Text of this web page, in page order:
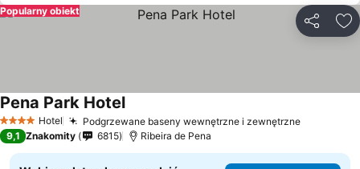
Popularny obiekt
4 KategoriaHotel Podgrzewane baseny wewnętrzne i zewnętrzneWyświetl
Pena Park HotelWyświetl ceny
9,1 Znakomity 6815 Ribeira de Pena